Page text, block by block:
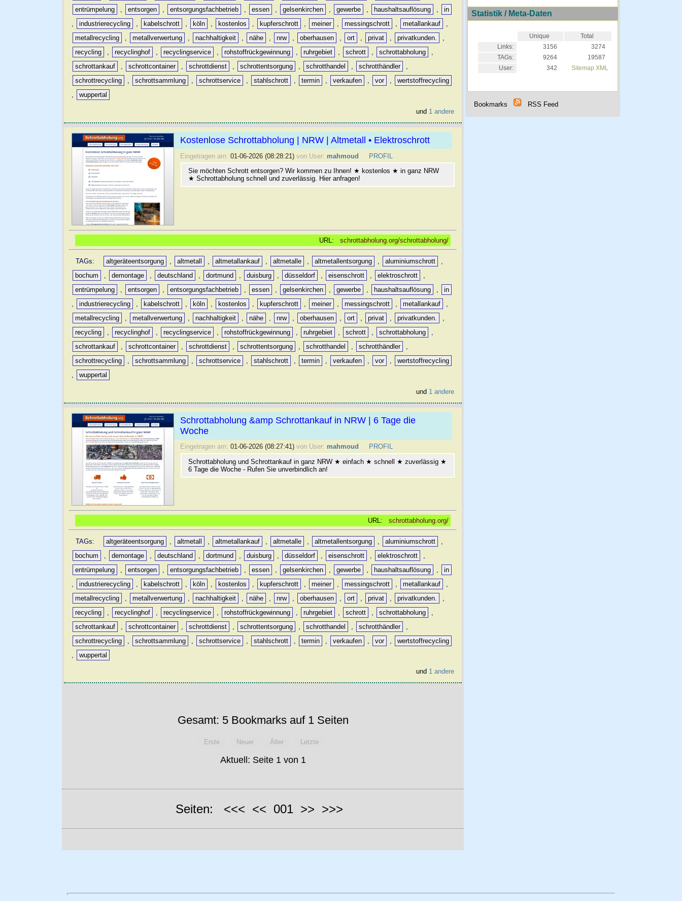
entrümpelung
, entsorgen , entsorgungsfachbetrieb , essen , gelsenkirchen , gewerbe , haushaltsauflösung ,
in
,
industrierecycling , kabelschrott , köln , kostenlos , kupferschrott , meiner , messingschrott , metallankauf
,
metallrecycling
, metallverwertung , nachhaltigkeit , nähe , nrw , oberhausen , ort , privat , privatkunden.
,
recycling
, recyclinghof , recyclingservice , rohstoffrückgewinnung , ruhrgebiet , schrott , schrottabholung
,
schrottankauf
, schrottcontainer , schrottdienst , schrottentsorgung , schrotthandel , schrotthändler
,
schrottrecycling
, schrottsammlung , schrottservice , stahlschrott , termin , verkaufen , vor ,
wertstoffrecycling
,
wuppertal
und 1 andere
Kostenlose Schrottabholung | NRW | Altmetall • Elektroschrott
Eingetragen am: 01-06-2026 (08:28:21) von User: mahmoud
PROFIL
Sie möchten Schrott entsorgen? Wir kommen zu Ihnen! ★ kostenlos ★ in ganz NRW
★ Schrottabholung schnell und zuverlässig. Hier anfragen!
URL: schrottabholung.org/schrottabholung/
TAGs: altgeräteentsorgung , altmetall , altmetallankauf , altmetalle , altmetallentsorgung , aluminiumschrott
,
bochum
, demontage , deutschland , dortmund , duisburg , düsseldorf , eisenschrott , elektroschrott
,
entrümpelung
, entsorgen , entsorgungsfachbetrieb , essen , gelsenkirchen , gewerbe , haushaltsauflösung ,
in
,
industrierecycling , kabelschrott , köln , kostenlos , kupferschrott , meiner , messingschrott , metallankauf
,
metallrecycling
, metallverwertung , nachhaltigkeit , nähe , nrw , oberhausen , ort , privat , privatkunden.
,
recycling
, recyclinghof , recyclingservice , rohstoffrückgewinnung , ruhrgebiet , schrott , schrottabholung
,
schrottankauf
, schrottcontainer , schrottdienst , schrottentsorgung , schrotthandel , schrotthändler
,
schrottrecycling
, schrottsammlung , schrottservice , stahlschrott , termin , verkaufen , vor ,
wertstoffrecycling
,
wuppertal
und 1 andere
Schrottabholung &amp Schrottankauf in NRW | 6 Tage die
Woche
Eingetragen am: 01-06-2026 (08:27:41) von User: mahmoud
PROFIL
Schrottabholung und Schrottankauf in ganz NRW ★ einfach ★ schnell ★ zuverlässig ★
6 Tage die Woche - Rufen Sie unverbindlich an!
URL: schrottabholung.org/
TAGs: altgeräteentsorgung altmetall altmetallankauf altmetalle altmetallentsorgung aluminiumschrott
bochum
demontage deutschland dortmund duisburg düsseldorf eisenschrott elektroschrott
entrümpelung
entsorgen entsorgungsfachbetrieb essen gelsenkirchen gewerbe haushaltsauflösung
in
industrierecycling kabelschrott köln kostenlos kupferschrott meiner messingschrott metallankauf
metallrecycling
metallverwertung nachhaltigkeit nähe nrw oberhausen ort privat privatkunden.
recycling
recyclinghof recyclingservice rohstoffrückgewinnung ruhrgebiet schrott schrottabholung
schrottankauf
schrottcontainer schrottdienst schrottentsorgung schrotthandel schrotthändler
schrottrecycling
schrottsammlung schrottservice stahlschrott termin verkaufen vor
wertstoffrecycling
wuppertal
und 1 andere
Gesamt: 5 Bookmarks auf 1 Seiten
Erste Neuer Älter Letzte
Aktuell: Seite 1 von 1
Seiten: <<< << 001 >> >>>
Statistik / Meta-Daten
Unique
Total
Links:
3156
3274
TAGs:
9264
19587
User:
342 Sitemap XML
Bookmarks RSS Feed